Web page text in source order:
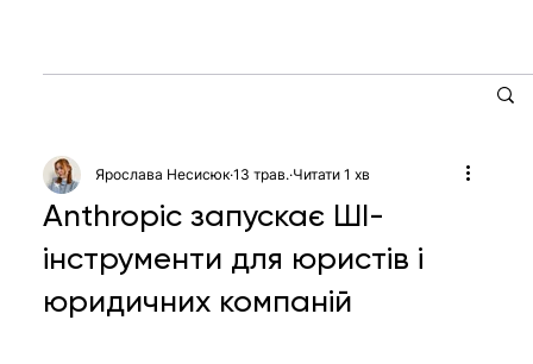
Anthropic запускає ШІ-
інструменти для юристів і
юридичних компаній
Ярослава Несисюк 13 трав. Читати 1 хв